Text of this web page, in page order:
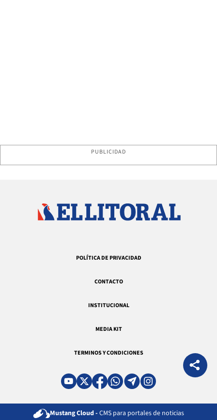
PUBLICIDAD
POLÍTICA DE PRIVACIDAD
CONTACTO
INSTITUCIONAL
MEDIA KIT
TERMINOS Y CONDICIONES
Mustang Cloud - CMS para portales de noticias